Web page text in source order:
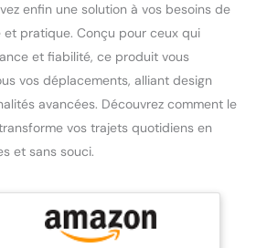
enfin une solution à vos besoins de
pratique. Conçu pour ceux qui
et fiabilité, ce produit vous
vos déplacements, alliant design
avancées. Découvrez comment le
transforme vos trajets quotidiens en
et sans souci.